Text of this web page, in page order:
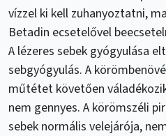
vízzel ki kell zuhanyoztatni,
Betadin ecsetelővel
A lézeres sebek gyógyulása
sebgyógyulás. A
műtétet követően
nem gennyes. A körömszéli
sebek normális velejárója,